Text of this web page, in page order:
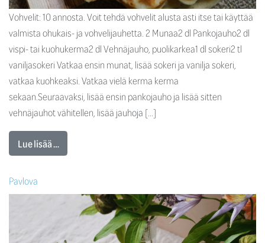
Vohvelit: 10 annosta. Voit tehdä vohvelit alusta asti itse tai käyttää
valmista ohukais- ja vohvelijauhetta. 2 Munaa2 dl Pankojauho2 dl
vispi- tai kuohukerma2 dl Vehnäjauho, puolikarkea1 dl sokeri2 tl
vaniljasokeri Vatkaa ensin munat, lisää sokeri ja vanilja sokeri,
vatkaa kuohkeaksi. Vatkaa vielä kerma kerma
sekaan.Seuraavaksi, lisää ensin pankojauho ja lisää sitten
vehnäjauhot vähitellen, lisää jauhoja […]
Lue lisää …
Pavlova